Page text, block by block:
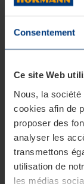
Consentement
Ce site Web
Nous, la société
cookies afin de
proposer des
analyser les
transmettons
utilisation de
les médias